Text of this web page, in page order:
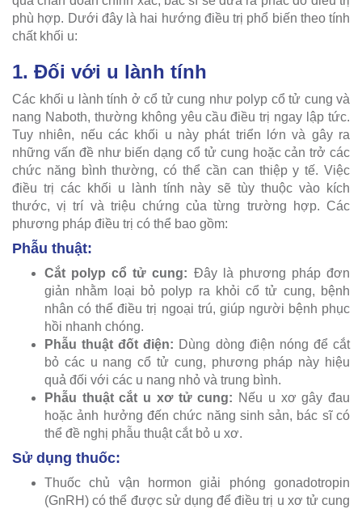
phù hợp. Dưới đây là hai hướng điều trị phổ biến theo tính
chất khối u:
1. Đối với u lành tính
Các khối u lành tính ở cổ tử cung như polyp cổ tử cung và
nang Naboth, thường không yêu cầu điều trị ngay lập tức.
Tuy nhiên, nếu các khối u này phát triển lớn và gây ra
những vấn đề như biến dạng cổ tử cung hoặc cản trở các
chức năng bình thường, có thể cần can thiệp y tế. Việc
điều trị các khối u lành tính này sẽ tùy thuộc vào kích
thước, vị trí và triệu chứng của từng trường hợp. Các
phương pháp điều trị có thể bao gồm:
Phẫu thuật:
Cắt polyp cổ tử cung: Đây là phương pháp đơn
giản nhằm loại bỏ polyp ra khỏi cổ tử cung, bệnh
nhân có thể điều trị ngoại trú, giúp người bệnh phục
hồi nhanh chóng.
Phẫu thuật đốt điện: Dùng dòng điện nóng để cắt
bỏ các u nang cổ tử cung, phương pháp này hiệu
quả đối với các u nang nhỏ và trung bình.
Phẫu thuật cắt u xơ tử cung: Nếu u xơ gây đau
hoặc ảnh hưởng đến chức năng sinh sản, bác sĩ có
thể đề nghị phẫu thuật cắt bỏ u xơ.
Sử dụng thuốc:
Thuốc chủ vận hormon giải phóng gonadotropin
(GnRH) có thể được sử dụng để điều trị u xơ tử cung